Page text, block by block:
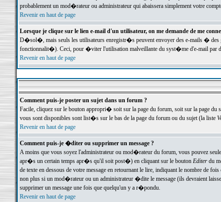
probablement un mod�rateur ou administrateur qui abaissera simplement votre
Revenir en haut de page
Lorsque je clique sur le lien e-mail d'un utilisateur, on me demande de me
D�sol�, mais seuls les utilisateurs enregistr�s peuvent envoyer des e-mails �
fonctionnalit�). Ceci, pour �viter l'utilisation malveillante du syst�me d'e-mail par
Revenir en haut de page
Comment puis-je poster un sujet dans un forum ?
Facile, cliquez sur le bouton appropri� soit sur la page du forum, soit sur la page du
vous sont disponibles sont list�s sur le bas de la page du forum ou du sujet (la liste
Revenir en haut de page
Comment puis-je �diter ou supprimer un message ?
A moins que vous soyez l'administrateur ou mod�rateur du forum, vous pouvez
apr�s un certain temps apr�s qu'il soit post�) en cliquant sur le bouton Editerdu
de texte en dessous de votre message en retournant le lire, indiquant le nombre
non plus si un mod�rateur ou un administrateur �dite le message (ils devraient
supprimer un message une fois que quelqu'un y a r�pondu.
Revenir en haut de page